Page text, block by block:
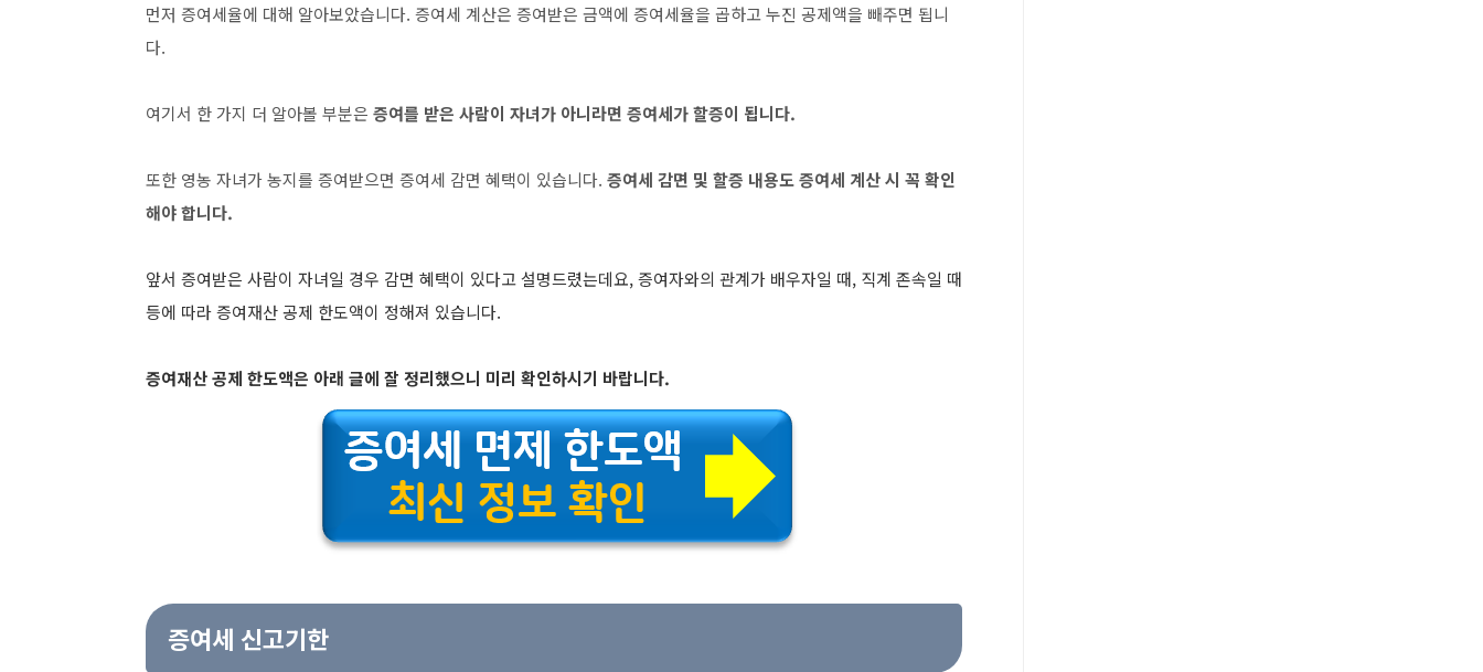
먼저 증여세율에 대해 알아보았습니다. 증여세 계산은 증여받은 금액에 증여세율을 곱하고 누진 공제액을 빼주면 됩니
다.
여기서 한 가지 더 알아볼 부분은 증여를 받은 사람이 자녀가 아니라면 증여세가 할증이 됩니다.
또한 영농 자녀가 농지를 증여받으면 증여세 감면 혜택이 있습니다. 증여세 감면 및 할증 내용도 증여세 계산 시 꼭 확인
해야 합니다.
앞서 증여받은 사람이 자녀일 경우 감면 혜택이 있다고 설명드렸는데요, 증여자와의 관계가 배우자일 때, 직계 존속일 때
등에 따라 증여재산 공제 한도액이 정해져 있습니다.
증여재산 공제 한도액은 아래 글에 잘 정리했으니 미리 확인하시기 바랍니다.
증여세 신고기한